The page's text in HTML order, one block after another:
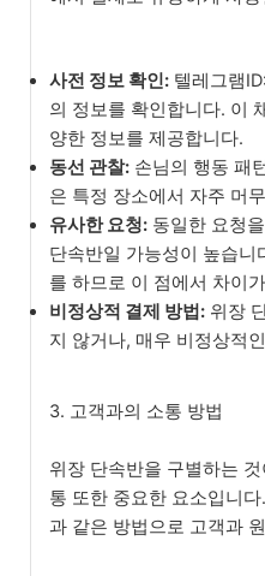
사전 정보 확인: 텔레그램
의 정보를 확인합니다. 이
양한 정보를 제공합니다.
동선 관찰: 손님의 행동 패
은 특정 장소에서 자주 머
유사한 요청: 동일한 요청
단속반일 가능성이 높습니
를 하므로 이 점에서 차이
비정상적 결제 방법: 위장
지 않거나, 매우 비정상적
3. 고객과의 소통 방법
위장 단속반을 구별하는
통 또한 중요한 요소입니
과 같은 방법으로 고객과